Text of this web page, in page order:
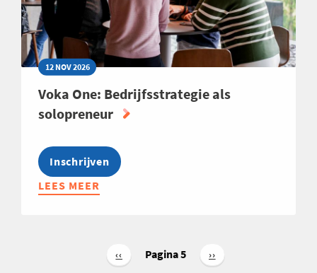
12 NOV 2026
Voka One: Bedrijfsstrategie als
solopreneur
Inschrijven
LEES MEER
ABOUT
Vorige
pagina
‹‹ Pagina 5
Volgende
pagina
››